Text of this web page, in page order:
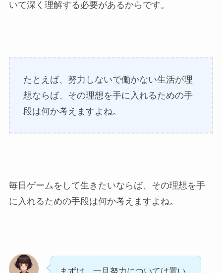
いて深く理解する必要があるからです。
たとえば、努力しないで働かない生活が理
想ならば、その理想を手に入れるための手
段は何か考えますよね。
毎日ゲームをして生きたいならば、その理想を手
に入れるための手段は何か考えますよね。